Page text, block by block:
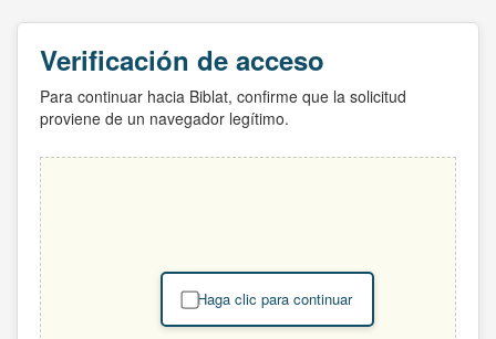
Verificación de acceso
Para continuar hacia Biblat, confirme que la solicitud
proviene de un navegador legítimo.
Haga clic para continuar